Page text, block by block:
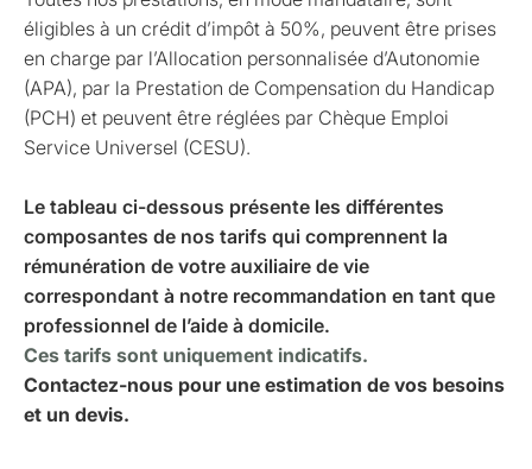
éligibles à un crédit d’impôt à 50%, peuvent être prises
en charge par l’Allocation personnalisée d’Autonomie
(APA), par la Prestation de Compensation du Handicap
(PCH) et peuvent être réglées par Chèque Emploi
Service Universel (CESU).
Le tableau ci-dessous présente les différentes
composantes de nos tarifs qui comprennent la
rémunération de votre auxiliaire de vie
correspondant à notre recommandation en tant que
professionnel de l’aide à domicile.
Ces tarifs sont uniquement indicatifs.
Contactez-nous pour une estimation de vos besoins
et un devis.